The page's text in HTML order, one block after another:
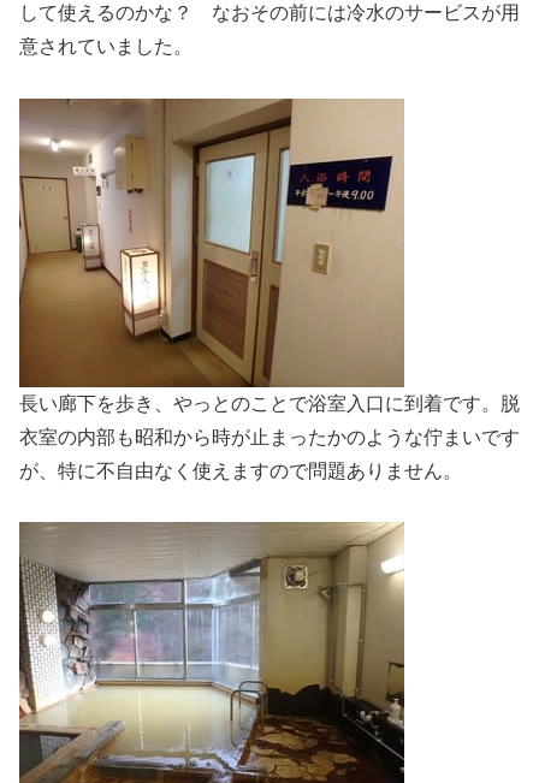
して使えるのかな？ なおその前には冷水のサービスが用
意されていました。
長い廊下を歩き、やっとのことで浴室入口に到着です。脱
衣室の内部も昭和から時が止まったかのような佇まいです
が、特に不自由なく使えますので問題ありません。